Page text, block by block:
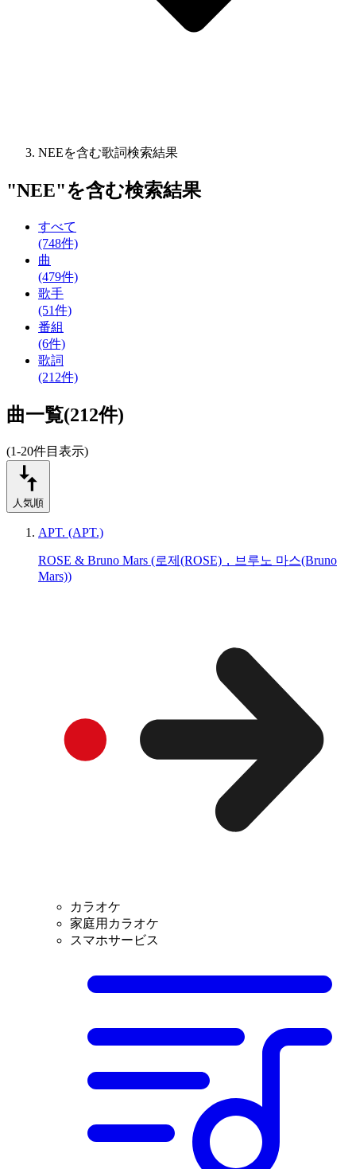
NEEを含む歌詞検索結果
"NEE"を含む検索結果
すべて
(748件)
曲
(479件)
歌手
(51件)
番組
(6件)
歌詞
(212件)
曲一覧(212件)
(1-20件目表示)
人気順
APT. (APT.)
ROSE & Bruno Mars (로제(ROSE)，브루노 마스(Bruno
Mars))
カラオケ
家庭用カラオケ
スマホサービス